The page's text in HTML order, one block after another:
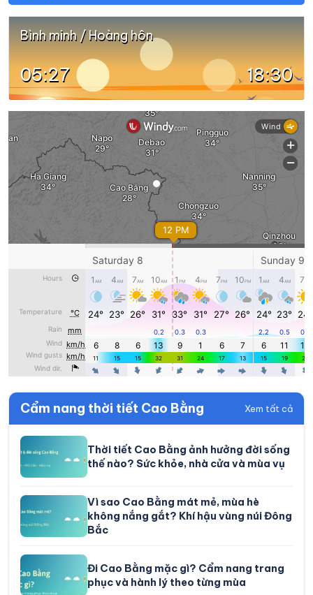
Bình minh / Hoàng hôn
05:27 18:30
Cẩm nang thời tiết Cao Bằng Xem tất cả
Thời tiết Cao Bằng ảnh hưởng đời sống
thế nào? Sức khỏe, nhà cửa và mùa vụ
Vì sao Cao Bằng mát mẻ, mùa hè
không nắng gắt? Khí hậu vùng núi Đông
Bắc
Đi Cao Bằng mặc gì? Cẩm nang trang
phục và hành lý theo từng mùa